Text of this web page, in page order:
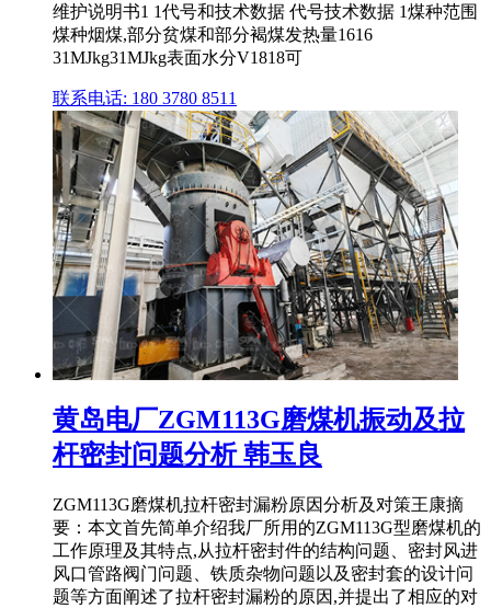
维护说明书1 1代号和技术数据 代号技术数据 1煤种范围
煤种烟煤,部分贫煤和部分褐煤发热量1616
31MJkg31MJkg表面水分V1818可
联系电话: 180 3780 8511
黄岛电厂ZGM113G磨煤机振动及拉
杆密封问题分析 韩玉良
ZGM113G磨煤机拉杆密封漏粉原因分析及对策王康摘
要：本文首先简单介绍我厂所用的ZGM113G型磨煤机的
工作原理及其特点,从拉杆密封件的结构问题、密封风进
风口管路阀门问题、铁质杂物问题以及密封套的设计问
题等方面阐述了拉杆密封漏粉的原因,并提出了相应的对